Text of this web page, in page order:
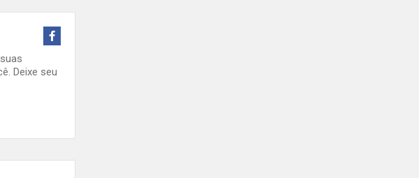
Deixe seu